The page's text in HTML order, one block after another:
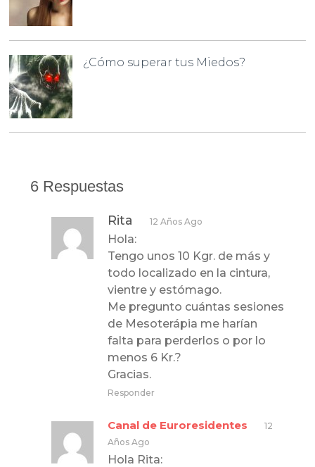
¿Cómo superar tus Miedos?
6 Respuestas
Rita 12 Años Ago
Hola:
Tengo unos 10 Kgr. de más y
todo localizado en la cintura,
vientre y estómago.
Me pregunto cuántas sesiones
de Mesoterápia me harían
falta para perderlos o por lo
menos 6 Kr.?
Gracias.
Responder
Canal de Euroresidentes
12
Años Ago
Hola Rita: